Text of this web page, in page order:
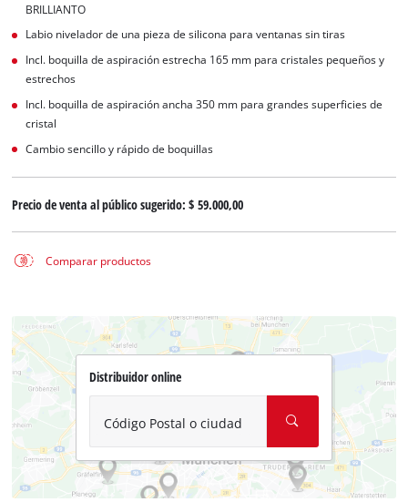
BRILLIANTO
Labio nivelador de una pieza de silicona para ventanas sin tiras
Incl. boquilla de aspiración estrecha 165 mm para cristales pequeños y
estrechos
Incl. boquilla de aspiración ancha 350 mm para grandes superficies de
cristal
Cambio sencillo y rápido de boquillas
Precio de venta al público sugerido:$ 59.000,00
Comparar productos
Distribuidor online
Código Postal o ciudad